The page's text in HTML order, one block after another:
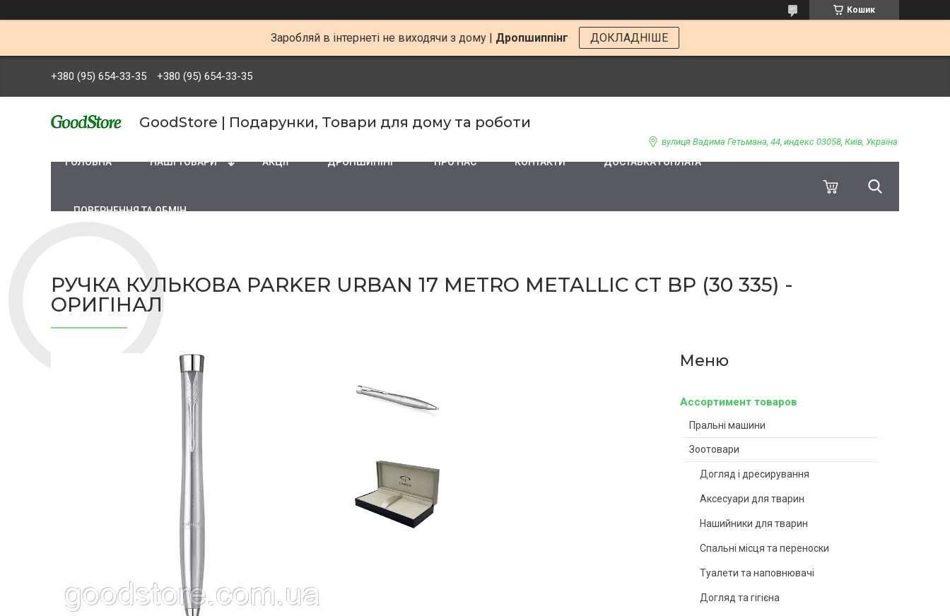
Кошик
Заробляй в інтернеті не виходячи з дому | Дропшиппінг ДОКЛАДНІШЕ
+380 (95) 654-33-35 +380 (95) 654-33-35
GoodStore | Подарунки, Товари для дому та роботи
вулиця Вадима Гетьмана, 44, индекс 03058, Київ, Україна
ГОЛОВНА НАШІ ТОВАРИ АКЦІЇ ДРОПШИПІНГ ПРО НАС КОНТАКТИ ДОСТАВКА І ОПЛАТА
ПОВЕРНЕННЯ ТА ОБМІН
РУЧКА КУЛЬКОВА PARKER URBAN 17 METRO METALLIC CT BP (30 335) -
ОРИГІНАЛ
Ассортимент товаров
Пральні машини
Зоотовари
Догляд і дресирування
Аксесуари для тварин
Нашийники для тварин
Спальні місця та переноски
Туалети та наповнювачі
Догляд та гігієна